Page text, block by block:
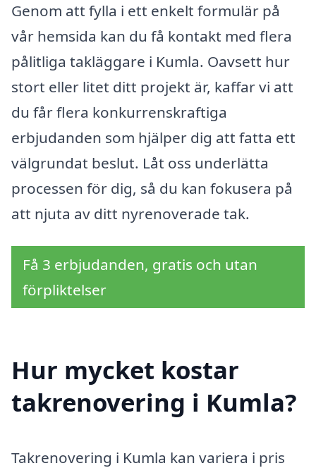
Genom att fylla i ett enkelt formulär på
vår hemsida kan du få kontakt med flera
pålitliga takläggare i Kumla. Oavsett hur
stort eller litet ditt projekt är, kaffar vi att
du får flera konkurrenskraftiga
erbjudanden som hjälper dig att fatta ett
välgrundat beslut. Låt oss underlätta
processen för dig, så du kan fokusera på
att njuta av ditt nyrenoverade tak.
Få 3 erbjudanden, gratis och utan
förpliktelser
Hur mycket kostar
takrenovering i Kumla?
Takrenovering i Kumla kan variera i pris